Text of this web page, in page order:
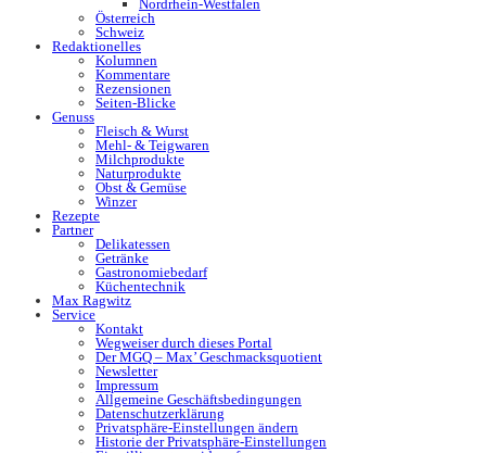
Nordrhein-Westfalen
Österreich
Schweiz
Redaktionelles
Kolumnen
Kommentare
Rezensionen
Seiten-Blicke
Genuss
Fleisch & Wurst
Mehl- & Teigwaren
Milchprodukte
Naturprodukte
Obst & Gemüse
Winzer
Rezepte
Partner
Delikatessen
Getränke
Gastronomiebedarf
Küchentechnik
Max Ragwitz
Service
Kontakt
Wegweiser durch dieses Portal
Der MGQ – Max’ Geschmacksquotient
Newsletter
Impressum
Allgemeine Geschäftsbedingungen
Datenschutzerklärung
Privatsphäre-Einstellungen ändern
Historie der Privatsphäre-Einstellungen